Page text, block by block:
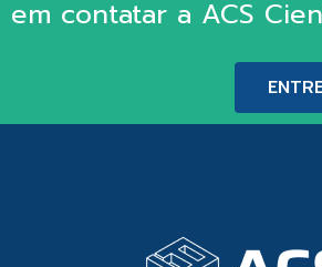
em contatar a ACS